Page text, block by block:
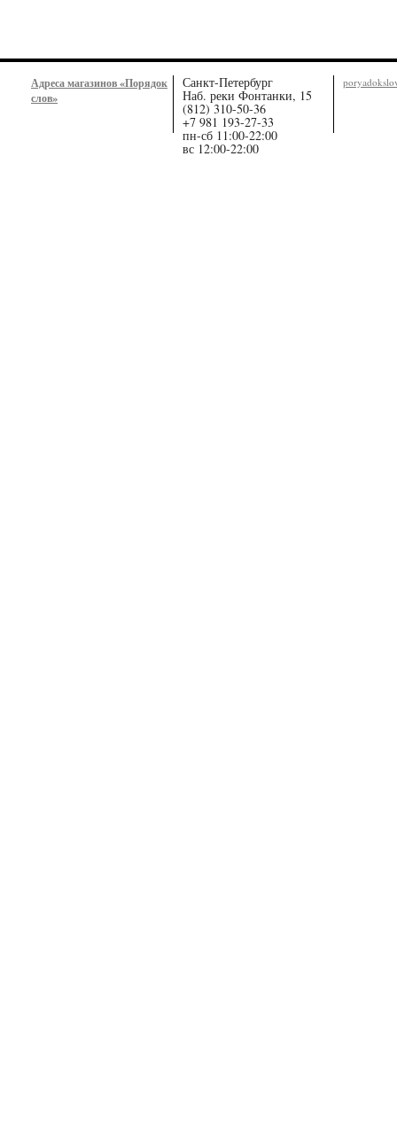
Адреса магазинов «Порядок
слов»
Санкт-Петербург
Наб. реки Фонтанки, 15
(812) 310-50-36
+7 981 193-27-33
пн-сб 11:00-22:00
вс 12:00-22:00